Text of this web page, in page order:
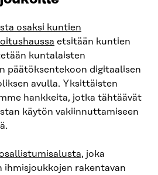
osaksi kuntien
etsitään kuntien
kuntalaisten
päätöksentekoon digitaalisen
avulla. Yksittäisten
hankkeita, jotka tähtäävät
käytön vakiinnuttamiseen
, joka
rakentavan